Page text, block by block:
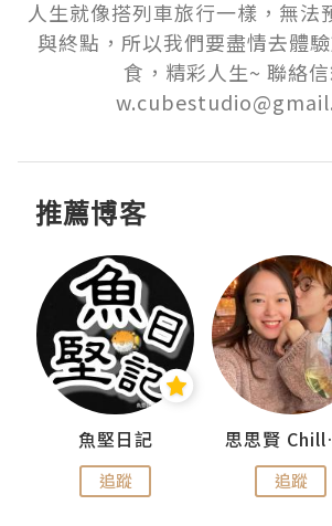
人生就像搭列車旅行一樣，無法
與終點，所以我們要盡情去體
食，精彩人生~ 聯絡信
推薦博客
魚堅日記
追蹤
思
追蹤